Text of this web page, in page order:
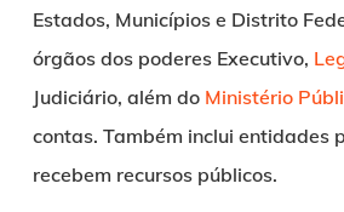
Estados, Municípios e Distrito
órgãos dos poderes Executivo,
Judiciário, além do Ministério
contas. Também inclui entidades
recebem recursos públicos.